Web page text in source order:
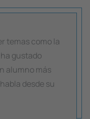
temas como la
gustado
alumno más
desde su